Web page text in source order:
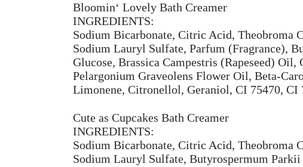
Bloomin‘ Lovely Bath Creamer
INGREDIENTS:
Sodium Bicarbonate, Citric Acid, Theobroma
Sodium Lauryl Sulfate, Parfum (Fragrance),
Glucose, Brassica Campestris (Rapeseed)
Pelargonium Graveolens Flower Oil, Beta-
Limonene, Citronellol, Geraniol, CI 75470,
Cute as Cupcakes Bath Creamer
INGREDIENTS:
Sodium Bicarbonate, Citric Acid, Theobroma
Sodium Lauryl Sulfate, Butyrospermum